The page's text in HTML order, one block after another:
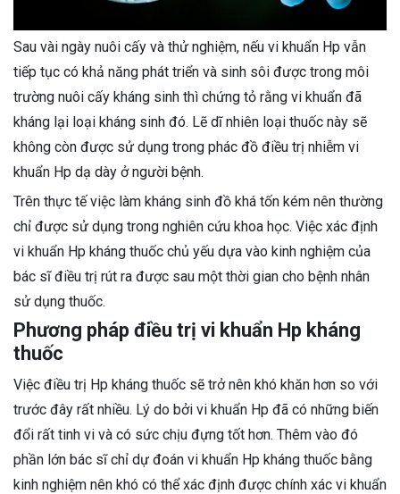
Sau vài ngày nuôi cấy và thử nghiệm, nếu vi khuẩn Hp vẫn
tiếp tục có khả năng phát triển và sinh sôi được trong môi
trường nuôi cấy kháng sinh thì chứng tỏ rằng vi khuẩn đã
kháng lại loại kháng sinh đó. Lẽ dĩ nhiên loại thuốc này sẽ
không còn được sử dụng trong phác đồ điều trị nhiễm vi
khuẩn Hp dạ dày ở người bệnh.
Trên thực tế việc làm kháng sinh đồ khá tốn kém nên thường
chỉ được sử dụng trong nghiên cứu khoa học. Việc xác định
vi khuẩn Hp kháng thuốc chủ yếu dựa vào kinh nghiệm của
bác sĩ điều trị rút ra được sau một thời gian cho bệnh nhân
sử dụng thuốc.
Phương pháp điều trị vi khuẩn Hp kháng
thuốc
Việc điều trị Hp kháng thuốc sẽ trở nên khó khăn hơn so với
trước đây rất nhiều. Lý do bởi vi khuẩn Hp đã có những biến
đổi rất tinh vi và có sức chịu đựng tốt hơn. Thêm vào đó
phần lớn bác sĩ chỉ dự đoán vi khuẩn Hp kháng thuốc bằng
kinh nghiệm nên khó có thể xác định được chính xác vi khuẩn